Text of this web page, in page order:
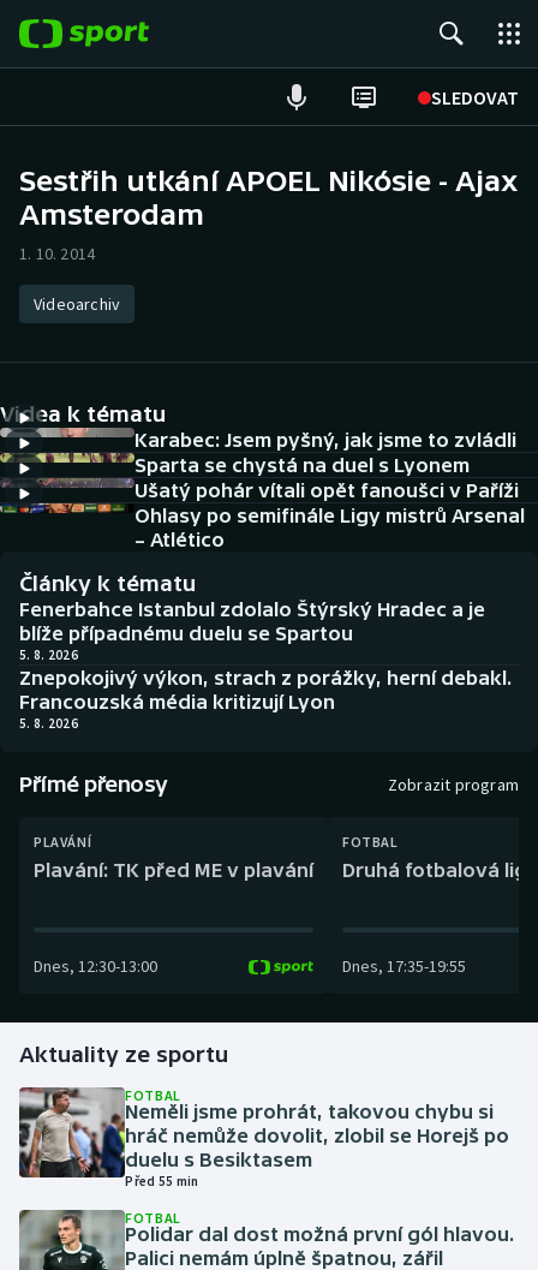
SLEDOVAT
Hokej
Atletika
DALŠÍ SPORTY
Americký fotbal
Basketbal
Biatlon
Boby a skeleton
Box
Curling
Florbal
Futsal
Gymnastika
Jezdectví
NEPŘEHLÉDNĚTE
Historické návraty
Aplikace ČT sport
AZ kvíz
Sestřih utkání APOEL Nikósie - Ajax
Amsterodam
1. 10. 2014
Videoarchiv
Videa k tématu
Karabec: Jsem pyšný, jak jsme to zvládli
Sparta se chystá na duel s Lyonem
Ušatý pohár vítali opět fanoušci v Paříži
Ohlasy po semifinále Ligy mistrů Arsenal
– Atlético
Články k tématu
Fenerbahce Istanbul zdolalo Štýrský Hradec a je
blíže případnému duelu se Spartou
5. 8. 2026
Znepokojivý výkon, strach z porážky, herní debakl.
Francouzská média kritizují Lyon
5. 8. 2026
Přímé přenosy Zobrazit program
PLAVÁNÍ
Plavání: TK před ME v plavání
Dnes, 12:30-13:00
FOTBAL
Druhá fotbalová
Dnes, 17:35-19:55
Aktuality ze sportu
FOTBAL
Neměli jsme prohrát, takovou chybu si
hráč nemůže dovolit, zlobil se Horejš po
duelu s Besiktasem
Před 55 min
FOTBAL
Polidar dal dost možná první gól hlavou.
Palici nemám úplně špatnou, zářil